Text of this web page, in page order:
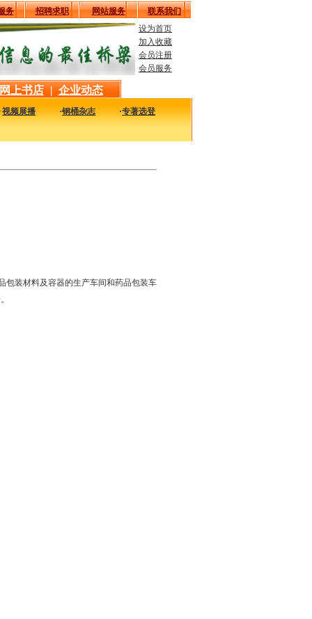
务 招聘求职 网站服务
联系我们
设为首页
加入收藏
会员注册
会员服务
网上书店 | 企业动态
·视频展播 ·钢桶杂志 ·专著选登
包装材料及容器的生产车间和药品包装车